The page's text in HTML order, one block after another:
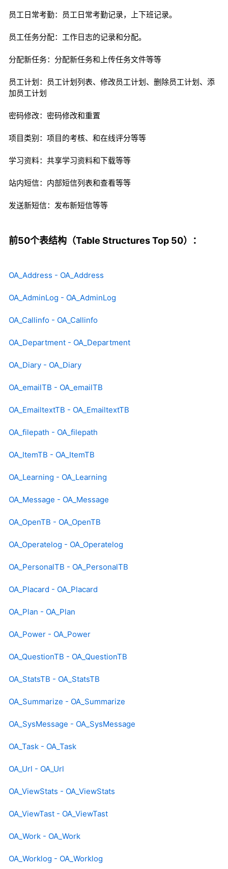
员工日常考勤：员工日常考勤记录，上下班记录。
员工任务分配：工作日志的记录和分配。
分配新任务：分配新任务和上传任务文件等等
员工计划：员工计划列表、修改员工计划、删除员工计划、添
加员工计划
密码修改：密码修改和重置
项目类别：项目的考核、和在线评分等等
学习资料：共享学习资料和下载等等
站内短信：内部短信列表和查看等等
发送新短信：发布新短信等等
前50个表结构（Table Structures Top 50）：
OA_Address - OA_Address
OA_AdminLog - OA_AdminLog
OA_Callinfo - OA_Callinfo
OA_Department - OA_Department
OA_Diary - OA_Diary
OA_emailTB - OA_emailTB
OA_EmailtextTB - OA_EmailtextTB
OA_filepath - OA_filepath
OA_ItemTB - OA_ItemTB
OA_Learning - OA_Learning
OA_Message - OA_Message
OA_OpenTB - OA_OpenTB
OA_Operatelog - OA_Operatelog
OA_PersonalTB - OA_PersonalTB
OA_Placard - OA_Placard
OA_Plan - OA_Plan
OA_Power - OA_Power
OA_QuestionTB - OA_QuestionTB
OA_StatsTB - OA_StatsTB
OA_Summarize - OA_Summarize
OA_SysMessage - OA_SysMessage
OA_Task - OA_Task
OA_Url - OA_Url
OA_ViewStats - OA_ViewStats
OA_ViewTast - OA_ViewTast
OA_Work - OA_Work
OA_Worklog - OA_Worklog